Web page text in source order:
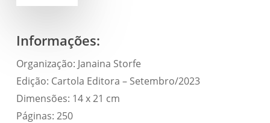
Informações:
Organização: Janaina Storfe
Edição: Cartola Editora – Setembro/2023
Dimensões: 14 x 21 cm
Páginas: 250